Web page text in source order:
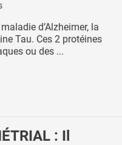
d’Alzheimer, la
Tau. Ces 2 protéines
ou des ...
: Il